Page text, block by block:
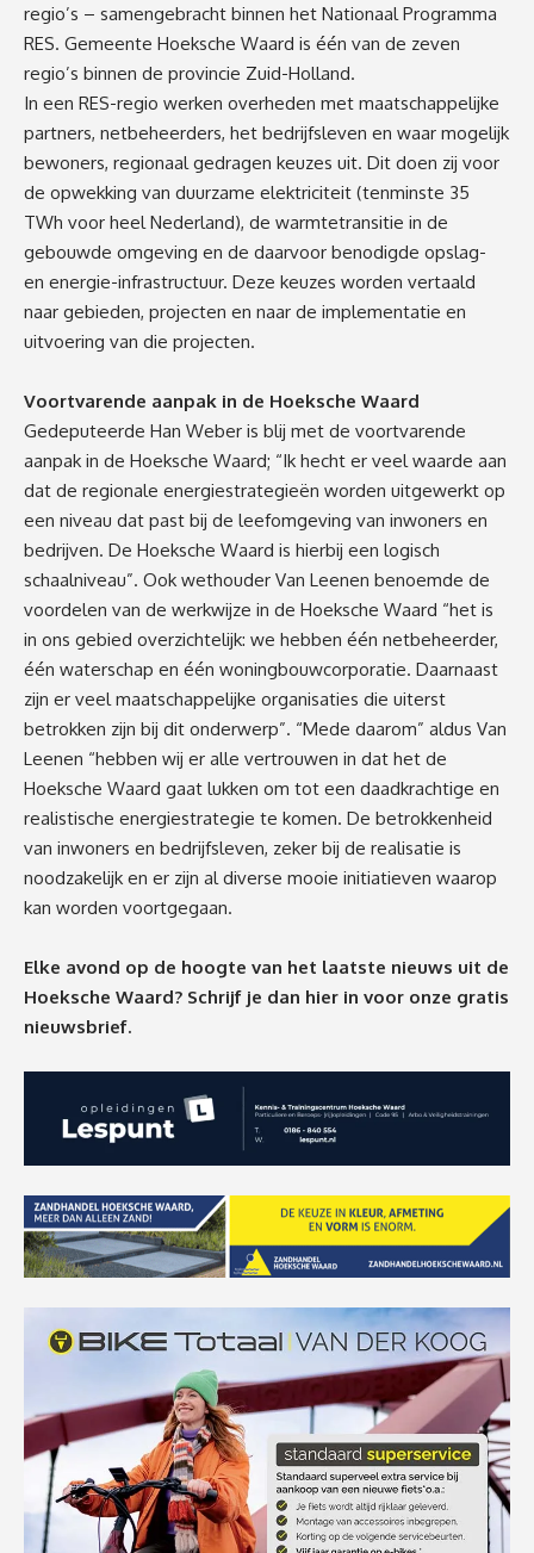
regio’s – samengebracht binnen het Nationaal Programma
RES. Gemeente Hoeksche Waard is één van de zeven
regio’s binnen de provincie Zuid-Holland.
In een RES-regio werken overheden met maatschappelijke
partners, netbeheerders, het bedrijfsleven en waar mogelijk
bewoners, regionaal gedragen keuzes uit. Dit doen zij voor
de opwekking van duurzame elektriciteit (tenminste 35
TWh voor heel Nederland), de warmtetransitie in de
gebouwde omgeving en de daarvoor benodigde opslag-
en energie-infrastructuur. Deze keuzes worden vertaald
naar gebieden, projecten en naar de implementatie en
uitvoering van die projecten.
Voortvarende aanpak in de Hoeksche Waard
Gedeputeerde Han Weber is blij met de voortvarende
aanpak in de Hoeksche Waard; “Ik hecht er veel waarde aan
dat de regionale energiestrategieën worden uitgewerkt op
een niveau dat past bij de leefomgeving van inwoners en
bedrijven. De Hoeksche Waard is hierbij een logisch
schaalniveau”. Ook wethouder Van Leenen benoemde de
voordelen van de werkwijze in de Hoeksche Waard “het is
in ons gebied overzichtelijk: we hebben één netbeheerder,
één waterschap en één woningbouwcorporatie. Daarnaast
zijn er veel maatschappelijke organisaties die uiterst
betrokken zijn bij dit onderwerp”. “Mede daarom” aldus Van
Leenen “hebben wij er alle vertrouwen in dat het de
Hoeksche Waard gaat lukken om tot een daadkrachtige en
realistische energiestrategie te komen. De betrokkenheid
van inwoners en bedrijfsleven, zeker bij de realisatie is
noodzakelijk en er zijn al diverse mooie initiatieven waarop
kan worden voortgegaan.
Elke avond op de hoogte van het laatste nieuws uit de
Hoeksche Waard? Schrijf je dan hier in voor onze gratis
nieuwsbrief.